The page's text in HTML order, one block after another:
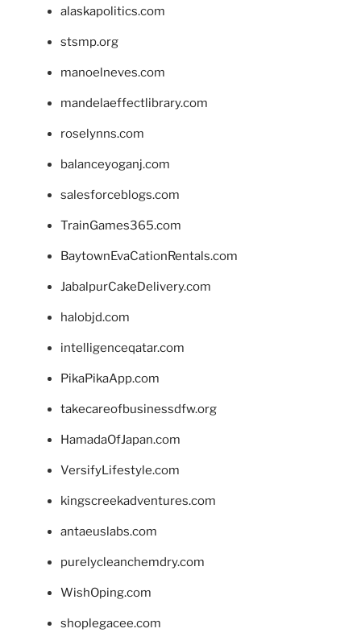
alaskapolitics.com
stsmp.org
manoelneves.com
mandelaeffectlibrary.com
roselynns.com
balanceyoganj.com
salesforceblogs.com
TrainGames365.com
BaytownEvaCationRentals.com
JabalpurCakeDelivery.com
halobjd.com
intelligenceqatar.com
PikaPikaApp.com
takecareofbusinessdfw.org
HamadaOfJapan.com
VersifyLifestyle.com
kingscreekadventures.com
antaeuslabs.com
purelycleanchemdry.com
WishOping.com
shoplegacee.com